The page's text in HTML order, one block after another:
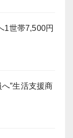
1世帯7,500円
”生活支援商